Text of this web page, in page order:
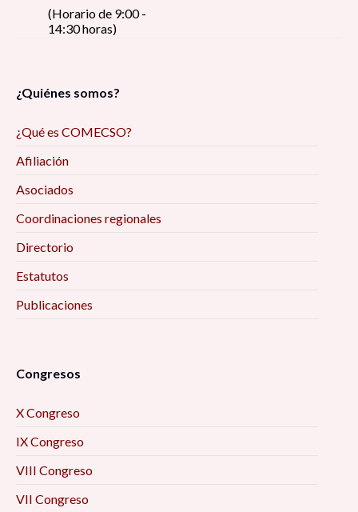
voluntad ciudadana como indicador de
gobernanza en la calidad de la democracia
Conferencia «Nivel Cero (0). Atención en la
Pandemia Post-COVID-19» 10:00 am
Mesa “Vulnerabilidades y migraciones
los Estados Unidos” 10:00 am
Ponencia «Una mirada hacia la inseguridad
artesanal de la costa de Bahía de Kino Sonora»
Conferencia «El empoderamiento económico de
igualdad sustantiva» 10:40 am
nueva normalidad» 10:40 am
(Horario de 9:00 -
14:30 horas)
¿Quiénes somos?
¿Qué es COMECSO?
Afiliación
Asociados
Coordinaciones regionales
Directorio
Estatutos
Publicaciones
Congresos
X Congreso
IX Congreso
VIII Congreso
VII Congreso